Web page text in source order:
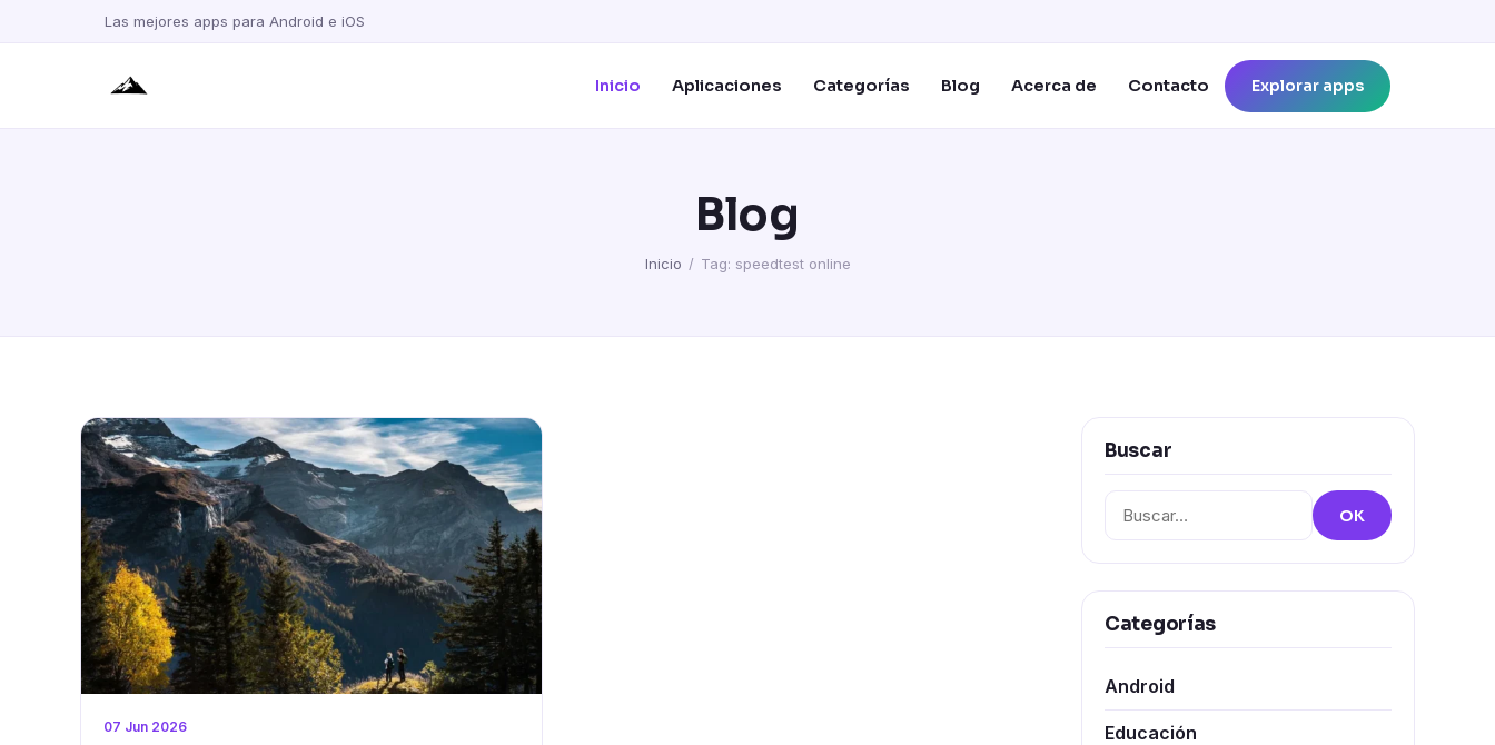
Las mejores apps para Android e iOS
Inicio Aplicaciones Categorías Blog Acerca de Contacto Explorar apps
Blog
Inicio / Tag: speedtest online
07 Jun 2026
Buscar
Buscar:
OK
Categorías
Android
Educación